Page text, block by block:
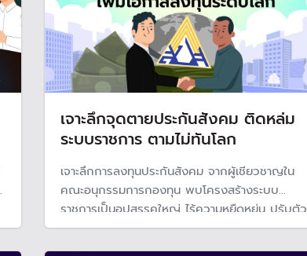
เจาะลึกจุดตายประกันสังคม ติดหล่ม
ระบบราชการ ตามไม่ทันโลก
เจาะลึกการลงทุนประกันสังคม จากผู้เชียวชาญใน
คณะอนุกรรมการกองทุน พบโครงสร้างระบบ
ราชการเป็นอุปสรรคใหญ่ ไร้ความหยืดหยุ่น ปรับตัว
ไม่ทันตลาดโลก และขาดความโปร่งใส ขณะที่การ